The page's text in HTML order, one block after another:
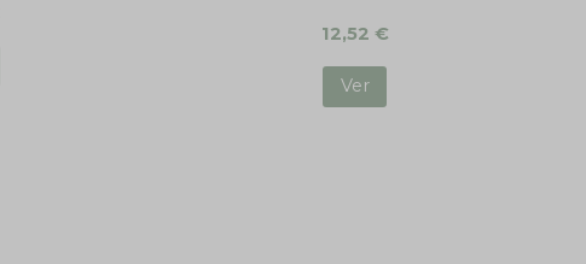
12,52 €
Ver